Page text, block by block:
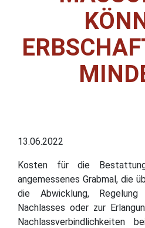
13.06.2022
Kosten für die
angemessenes Grabmal, die
die Abwicklung,
Nachlasses oder zur
Nachlassverbindlichkeiten